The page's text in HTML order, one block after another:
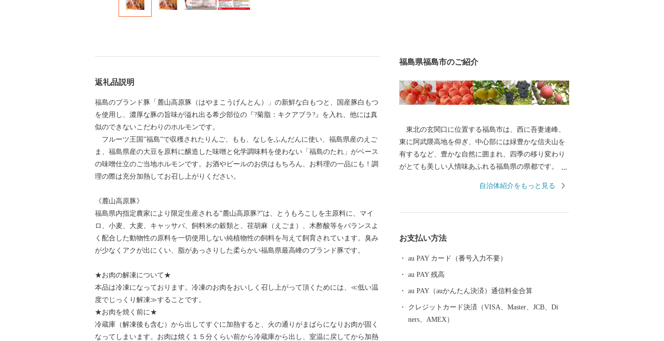
返礼品説明
福島のブランド豚「麓山高原豚（はやまこうげんとん）」の新鮮な白もつと、国産豚白もつ
を使用し、濃厚な豚の旨味が溢れ出る希少部位の『?菊脂：キクアブラ?』を入れ、他には真
似のできないこだわりのホルモンです。
フルーツ王国”福島”で収穫されたりんご、もも、なしをふんだんに使い、福島県産のえご
ま、福島県産の大豆を原料に醸造した味噌と化学調味料を使わない「福島のたれ」がベース
の味噌仕立のご当地ホルモンです。お酒やビールのお供はもちろん、お料理の一品にも！調
理の際は充分加熱してお召し上がりください。
《麓山高原豚》
福島県内指定農家により限定生産される”麓山高原豚?”は、とうもろこしを主原料に、マイ
ロ、小麦、大麦、キャッサバ、飼料米の穀類と、荏胡麻（えごま）、木酢酸等をバランスよ
く配合した動物性の原料を一切使用しない純植物性の飼料を与えて飼育されています。臭み
が少なくアクが出にくい、脂があっさりした柔らかい福島県最高峰のブランド豚です。
★お肉の解凍について★
本品は冷凍になっております。冷凍のお肉をおいしく召し上がって頂くためには、≪低い温
度でじっくり解凍≫することです。
★お肉を焼く前に★
冷蔵庫（解凍後も含む）から出してすぐに加熱すると、火の通りがまばらになりお肉が固く
なってしまいます。お肉は焼く１５分くらい前から冷蔵庫から出し、室温に戻してから加熱
福島県福島市のご紹介
東北の玄関口に位置する福島市は、西に吾妻連峰、
東に阿武隈高地を仰ぎ、中心部には緑豊かな信夫山を
有するなど、豊かな自然に囲まれ、四季の移り変わり
がとても美しい人情味あふれる福島県の県都です。
れた「飯坂温泉」をはじめ、こけしと水芭蕉の里「土
モ、秋のナシやブドウ、初冬のリンゴなど、一年中く
自治体紹介をもっと見る
お支払い方法
au PAY カード（番号入力不要）
au PAY 残高
au PAY（auかんたん決済）通信料金合算
クレジットカード決済（VISA、Master、JCB、Di
ners、AMEX）